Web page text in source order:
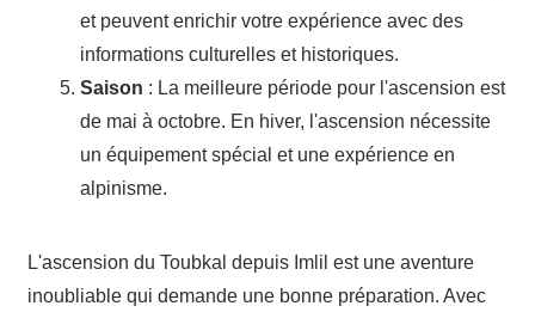
et peuvent enrichir votre expérience avec des
informations culturelles et historiques.
Saison : La meilleure période pour l'ascension est
de mai à octobre. En hiver, l'ascension nécessite
un équipement spécial et une expérience en
alpinisme.
L'ascension du Toubkal depuis Imlil est une aventure
inoubliable qui demande une bonne préparation. Avec